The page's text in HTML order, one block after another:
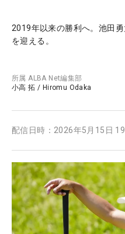
2019年以来の勝利へ。池田
を迎える。
所属ALBA Net編集部
小高 拓 / Hiromu Odaka
配信日時： 2026年5月15日